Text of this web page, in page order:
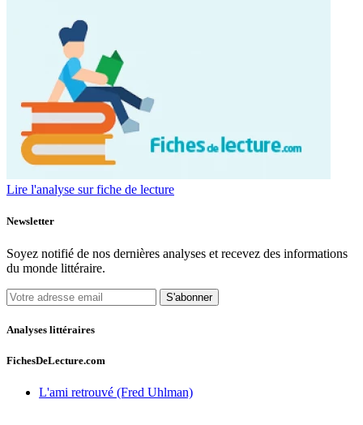
Lire l'analyse sur fiche de lecture
Newsletter
Soyez notifié de nos dernières analyses et recevez des informations
du monde littéraire.
S'abonner
Analyses littéraires
FichesDeLecture.com
L'ami retrouvé (Fred Uhlman)